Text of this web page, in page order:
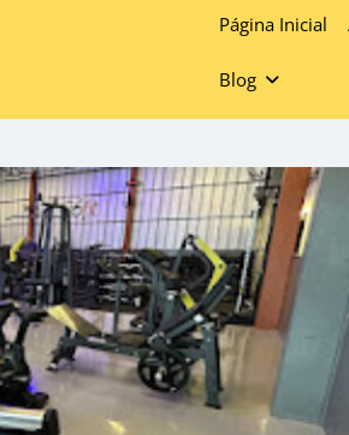
Página Inicial
Blog